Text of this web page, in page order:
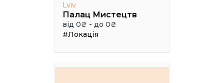
Lviv
Палац Мистецтв
від 0₴ - до 0₴
#Локація